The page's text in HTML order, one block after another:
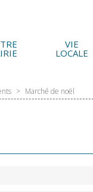
VIE
LOCALE
> Marché de noël